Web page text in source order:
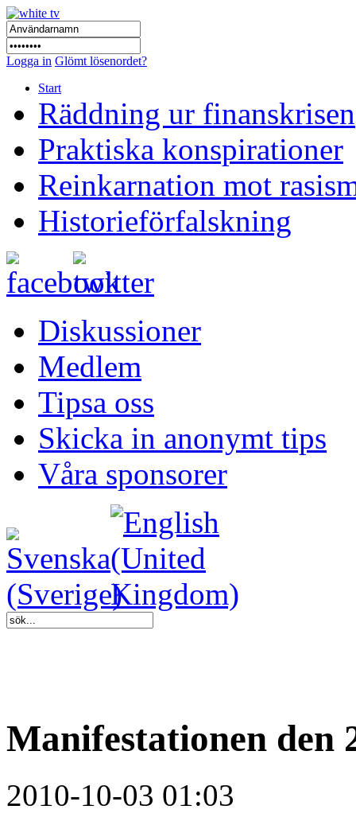
Logga in Glömt lösenordet?
Start
Räddning ur finanskrisen
Praktiska konspirationer
Reinkarnation mot
Historieförfalskning
Diskussioner
Medlem
Tipsa oss
Skicka in anonymt tips
Våra sponsorer
Manifestationen den
2010-10-03 01:03